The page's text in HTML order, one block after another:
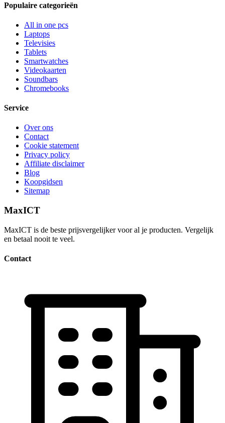
Populaire categorieën
All in one pcs
Laptops
Televisies
Tablets
Smartwatches
Videokaarten
Soundbars
Chromebooks
Service
Over ons
Contact
Cookie statement
Privacy policy
Affiliate disclaimer
Blog
Koopgidsen
Sitemap
MaxICT
MaxICT is de beste prijsvergelijker voor al je producten. Vergelijk
en betaal nooit te veel.
Contact